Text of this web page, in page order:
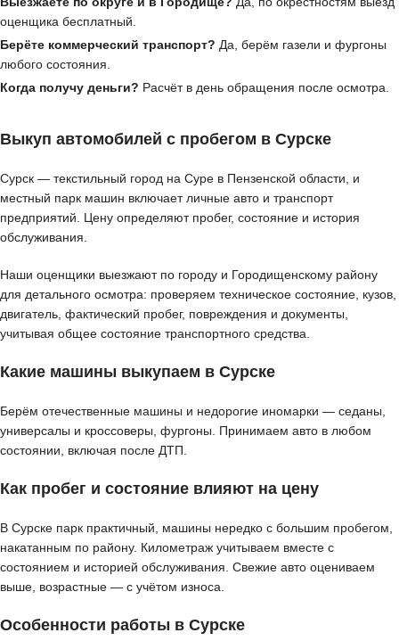
оценщика бесплатный.
Берёте коммерческий транспорт? Да, берём газели и фургоны
любого состояния.
Когда получу деньги? Расчёт в день обращения после осмотра.
Выкуп автомобилей с пробегом в Сурске
Сурск — текстильный город на Суре в Пензенской области, и
местный парк машин включает личные авто и транспорт
предприятий. Цену определяют пробег, состояние и история
обслуживания.
Наши оценщики выезжают по городу и Городищенскому району
для детального осмотра: проверяем техническое состояние, кузов,
двигатель, фактический пробег, повреждения и документы,
учитывая общее состояние транспортного средства.
Какие машины выкупаем в Сурске
Берём отечественные машины и недорогие иномарки — седаны,
универсалы и кроссоверы, фургоны. Принимаем авто в любом
состоянии, включая после ДТП.
Как пробег и состояние влияют на цену
В Сурске парк практичный, машины нередко с большим пробегом,
накатанным по району. Километраж учитываем вместе с
состоянием и историей обслуживания. Свежие авто оцениваем
выше, возрастные — с учётом износа.
Особенности работы в Сурске